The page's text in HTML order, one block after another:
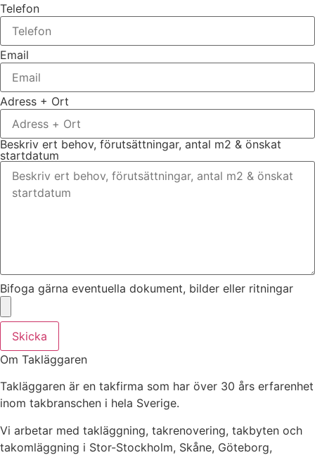
Telefon
Email
Adress + Ort
Beskriv ert behov, förutsättningar, antal m2 & önskat
startdatum
Bifoga gärna eventuella dokument, bilder eller ritningar
Skicka
Om Takläggaren
Takläggaren är en takfirma som har över 30 års erfarenhet
inom takbranschen i hela Sverige.
Vi arbetar med takläggning, takrenovering, takbyten och
takomläggning i Stor-Stockholm, Skåne, Göteborg,